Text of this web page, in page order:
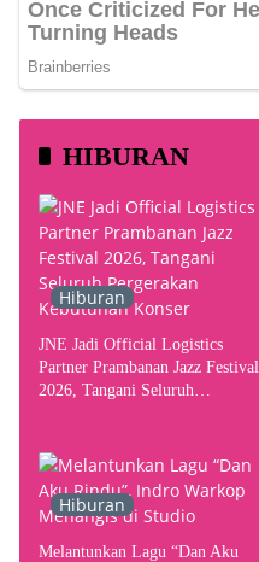
HIBURAN
Hiburan
JNE Jadi Official Logistics
Partner Prambanan Jazz Festival
2026, Tangani Seluruh
Hiburan
Melantunkan Lagu “Dan Aku